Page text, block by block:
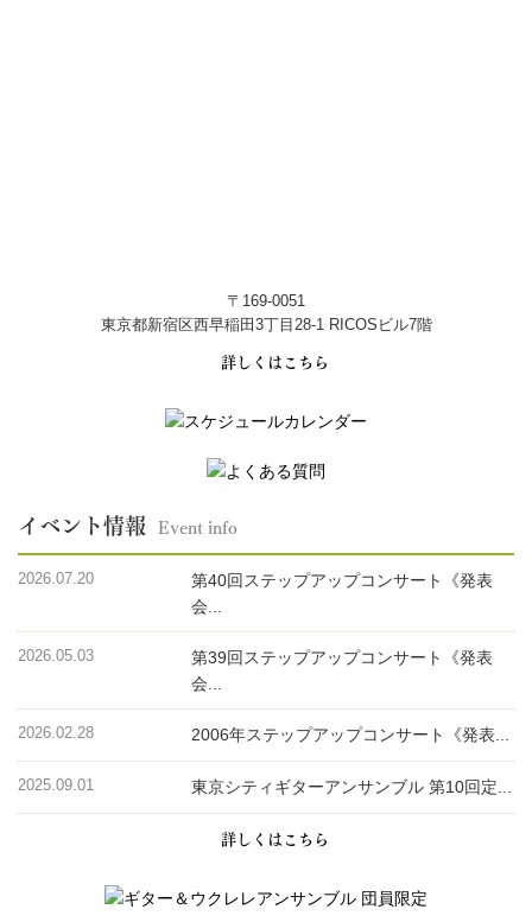
〒169-0051
東京都新宿区西早稲田3丁目28-1 RICOSビル7階
詳しくはこちら
イベント情報 Event info
2026.07.20
第40回ステップアップコンサート《発表
会...
2026.05.03
第39回ステップアップコンサート《発表
会...
2026.02.28 2006年ステップアップコンサート《発表...
2025.09.01 東京シティギターアンサンブル 第10回定...
詳しくはこちら